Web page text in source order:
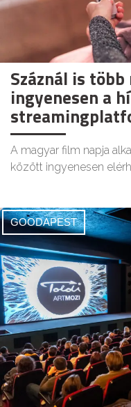
Száznál is
ingyenesen a
A magyar film napja
között ingyenesen
GOODAPEST